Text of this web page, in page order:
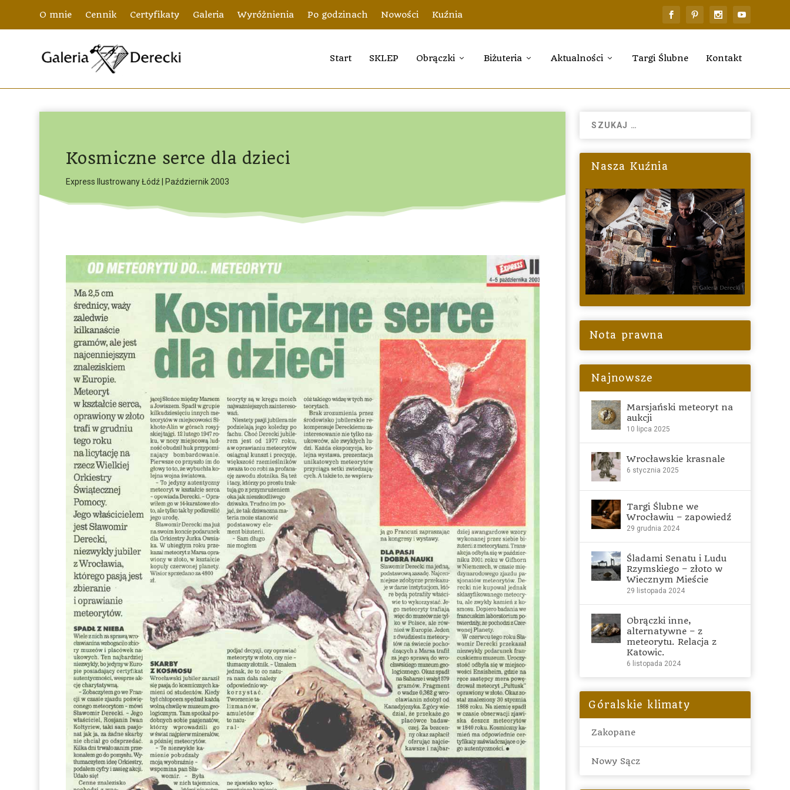
O mnie Cennik Certyfikaty Galeria Wyróżnienia Po godzinach Nowości Kuźnia
Start SKLEP Obrączki Biżuteria Aktualności Targi Ślubne Kontakt
Kosmiczne serce dla dzieci
Express Ilustrowany Łódź | Październik 2003
Nasza Kuźnia
Nota prawna
Najnowsze
Marsjański meteoryt na
aukcji
10 lipca 2025
Wrocławskie krasnale
6 stycznia 2025
Targi Ślubne we
Wrocławiu – zapowiedź
29 grudnia 2024
Śladami Senatu i Ludu
Rzymskiego – złoto w
Wiecznym Mieście
29 listopada 2024
Obrączki inne,
alternatywne – z
meteorytu. Relacja z
Katowic.
6 listopada 2024
Góralskie klimaty
Zakopane
Nowy Sącz